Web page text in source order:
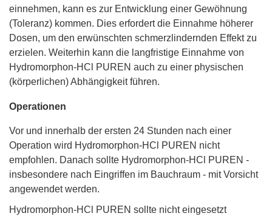
einnehmen, kann es zur Entwicklung einer Gewöhnung
(Toleranz) kommen. Dies erfordert die Einnahme höherer
Dosen, um den erwünschten schmerzlindernden Effekt zu
erzielen. Weiterhin kann die langfristige Einnahme von
Hydromorphon-HCl PUREN auch zu einer physischen
(körperlichen) Abhängigkeit führen.
Operationen
Vor und innerhalb der ersten 24 Stunden nach einer
Operation wird Hydromorphon-HCl PUREN nicht
empfohlen. Danach sollte Hydromorphon-HCl PUREN -
insbesondere nach Eingriffen im Bauchraum - mit Vorsicht
angewendet werden.
Hydromorphon-HCl PUREN sollte nicht eingesetzt